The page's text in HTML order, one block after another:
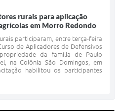
rurais para aplicação
em Morro Redondo
participaram, entre terça-feira
de Aplicadores de Defensivos
da família de Paulo
na Colônia São Domingos, em
habilitou os participantes